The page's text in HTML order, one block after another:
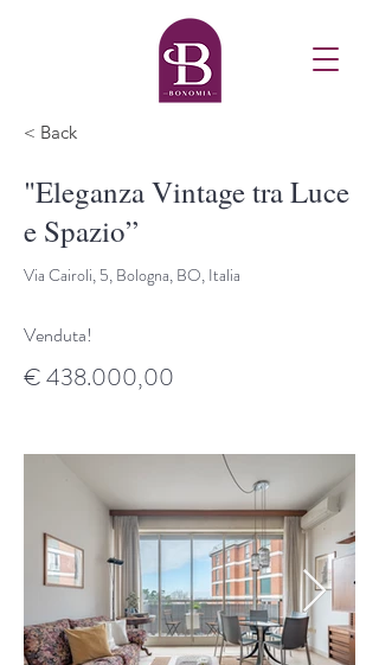
< Back
"Eleganza Vintage tra Luce
e Spazio”
Via Cairoli, 5, Bologna, BO, Italia
Venduta!
€ 438.000,00